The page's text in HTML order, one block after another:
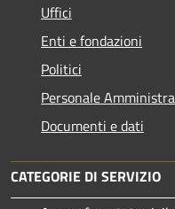
Uffici
Enti e fondazioni
Politici
Personale
Documenti e dati
CATEGORIE DI SERVIZIO